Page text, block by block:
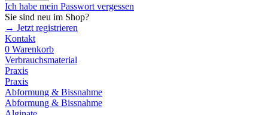
Ich habe mein Passwort vergessen
Sie sind neu im Shop?
→ Jetzt registrieren
Kontakt
0 Warenkorb
Verbrauchsmaterial
Praxis
Praxis
Abformung & Bissnahme
Abformung & Bissnahme